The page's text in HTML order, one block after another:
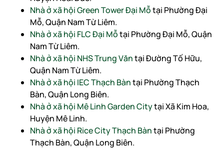
Nhà ở xã hội Green Tower Đại Mỗtại Phường Đại
Mỗ, Quận Nam Từ Liêm.
Nhà ở xã hội FLC Đại Mỗtại Phường Đại Mỗ, Quận
Nam Từ Liêm.
Nhà ở xã hội NHS Trung Văntại Đường Tố Hữu,
Quận Nam Từ Liêm.
Nhà ở xã hội IEC Thạch Bàntại Phường Thạch
Bàn, Quận Long Biên.
Nhà ở xã hội Mê Linh Garden Citytại Xã Kim Hoa,
Huyện Mê Linh.
Nhà ở xã hội Rice City Thạch Bàntại Phường
Thạch Bàn, Quận Long Biên.